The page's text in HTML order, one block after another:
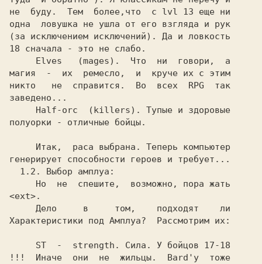
не  буду.  Тем  более,что  с lvl 13 еще ни
одна  ловушка не ушла от его взгляда и рук
(за исключением исключений). Да и ловкость
18 сначала - это не слабо.
магия  -  их  ремесло,  и  круче их с этим
никто   не  справится.  Во  всех  RPG  так
заведено...
полуорки - отличные бойцы.
<ext>.
Характеристики под Амплуа?  Рассмотрим их:
!!!  Иначе  они  не  жильцы.  Bard'у  тоже